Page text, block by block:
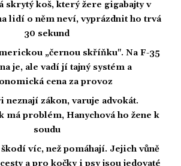
skrytý koš, který žere gigabajty v
lidí o něm neví, vyprázdnit ho trvá
30 sekund
„černou skříňku". Na F-35
je, ale vadí jí tajný systém a
cena za provoz
neznají zákon, varuje advokát.
má problém, Hanychová ho žene k
soudu
víc, než pomáhají. Jejich vůně